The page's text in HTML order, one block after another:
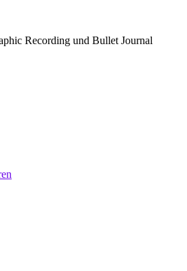
Recording und Bullet Journal